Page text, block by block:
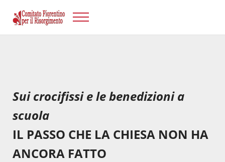
Risorgimento Firenze
Menu
Sui crocifissi e le benedizioni a
scuola
IL PASSO CHE LA CHIESA NON HA
ANCORA FATTO